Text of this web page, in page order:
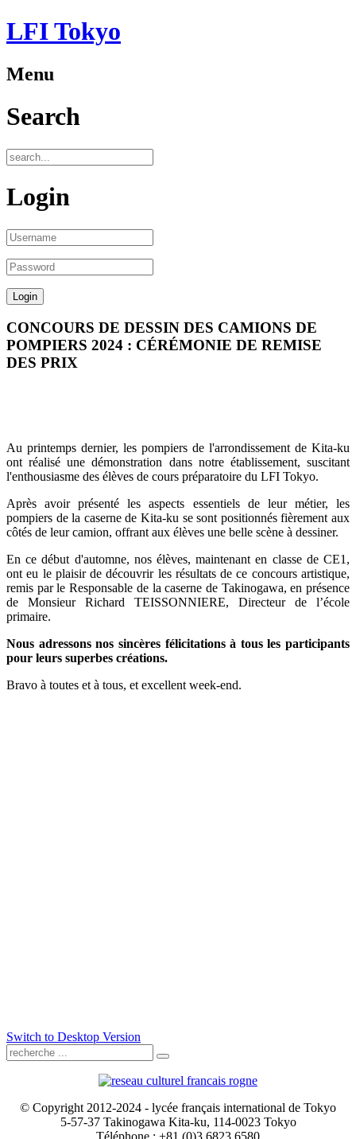
LFI Tokyo
Menu
Search
Login
CONCOURS DE DESSIN DES CAMIONS DE
POMPIERS 2024 : CÉRÉMONIE DE REMISE
DES PRIX
Au printemps dernier, les pompiers de l'arrondissement de Kita-ku
ont réalisé une démonstration dans notre établissement, suscitant
l'enthousiasme des élèves de cours préparatoire du LFI Tokyo.
Après avoir présenté les aspects essentiels de leur métier, les
pompiers de la caserne de Kita-ku se sont positionnés fièrement aux
côtés de leur camion, offrant aux élèves une belle scène à dessiner.
En ce début d'automne, nos élèves, maintenant en classe de CE1,
ont eu le plaisir de découvrir les résultats de ce concours artistique,
remis par le Responsable de la caserne de Takinogawa, en présence
de Monsieur Richard TEISSONNIERE, Directeur de l’école
primaire.
Nous adressons nos sincères félicitations à tous les participants
pour leurs superbes créations.
Bravo à toutes et à tous, et excellent week-end.
Switch to Desktop Version
© Copyright 2012-2024 - lycée français international de Tokyo
5-57-37 Takinogawa Kita-ku, 114-0023 Tokyo
Téléphone : +81 (0)3 6823 6580